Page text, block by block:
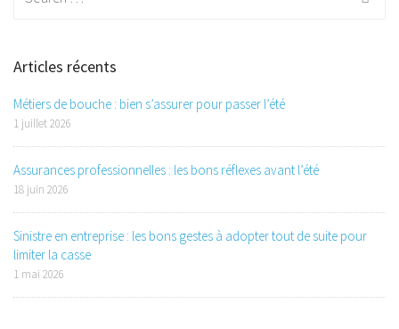
Articles récents
Métiers de bouche : bien s’assurer pour passer l’été
1 juillet 2026
Assurances professionnelles : les bons réflexes avant l’été
18 juin 2026
Sinistre en entreprise : les bons gestes à adopter tout de suite pour
limiter la casse
1 mai 2026